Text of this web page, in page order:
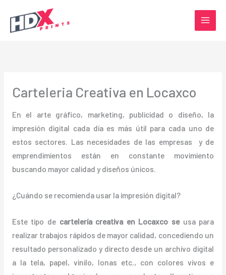
contenido
Carteleria Creativa en Locaxco
En el arte gráfico, marketing, publicidad o diseño, la
impresión digital cada día es más útil para cada uno de
estos sectores. Las necesidades de las empresas y de
emprendimientos están en constante movimiento
buscando mayor calidad y diseños únicos.
¿Cuándo se recomienda usar la impresión digital?
Este tipo de cartelería creativa en Locaxco seusa para
realizar trabajos rápidos de mayor calidad, concediendo un
resultado personalizado y directo desde un archivo digital
a la tela, papel, vinilo, lonas etc., con colores vivos e